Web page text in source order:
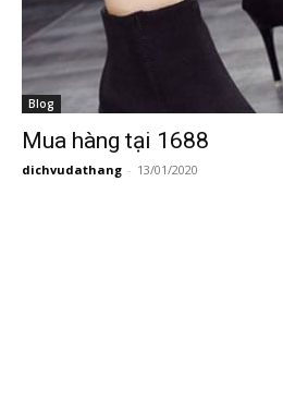
Blog
Mua hàng tại 1688
dichvudathang - 13/01/2020